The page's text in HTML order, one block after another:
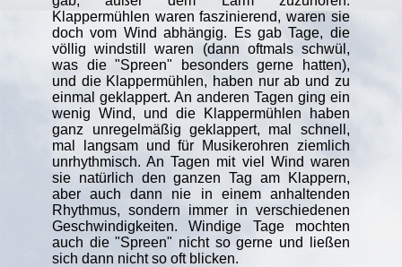
Klappermühlen waren faszinierend, waren sie
doch vom Wind abhängig. Es gab Tage, die
völlig windstill waren (dann oftmals schwül,
was die "Spreen" besonders gerne hatten),
und die Klappermühlen, haben nur ab und zu
einmal geklappert. An anderen Tagen ging ein
wenig Wind, und die Klappermühlen haben
ganz unregelmäßig geklappert, mal schnell,
mal langsam und für Musikerohren ziemlich
unrhythmisch. An Tagen mit viel Wind waren
sie natürlich den ganzen Tag am Klappern,
aber auch dann nie in einem anhaltenden
Rhythmus, sondern immer in verschiedenen
Geschwindigkeiten. Windige Tage mochten
auch die "Spreen" nicht so gerne und ließen
sich dann nicht so oft blicken.